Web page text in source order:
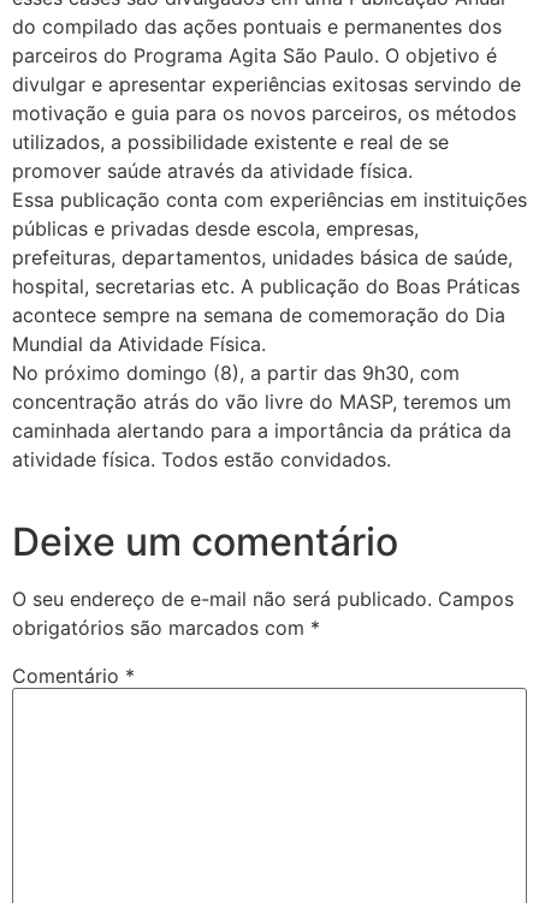
do compilado das ações pontuais e permanentes dos
parceiros do Programa Agita São Paulo. O objetivo é
divulgar e apresentar experiências exitosas servindo de
motivação e guia para os novos parceiros, os métodos
utilizados, a possibilidade existente e real de se
promover saúde através da atividade física.
Essa publicação conta com experiências em instituições
públicas e privadas desde escola, empresas,
prefeituras, departamentos, unidades básica de saúde,
hospital, secretarias etc. A publicação do Boas Práticas
acontece sempre na semana de comemoração do Dia
Mundial da Atividade Física.
No próximo domingo (8), a partir das 9h30, com
concentração atrás do vão livre do MASP, teremos um
caminhada alertando para a importância da prática da
atividade física. Todos estão convidados.
Deixe um comentário
O seu endereço de e-mail não será publicado. Campos
obrigatórios são marcados com *
Comentário *